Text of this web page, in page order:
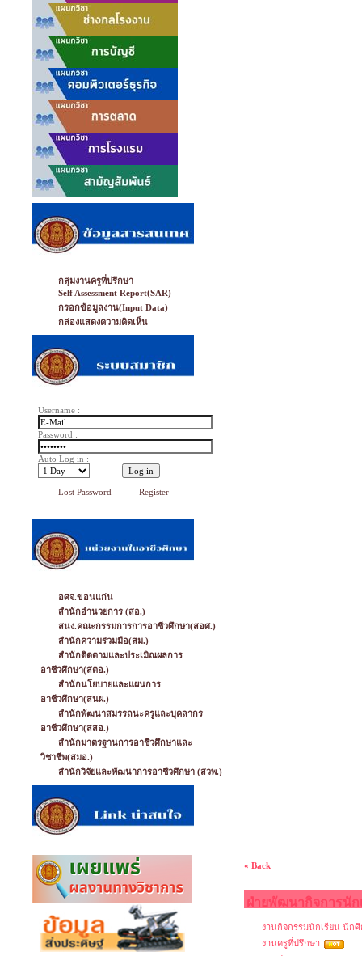
กลุ่มงานครูที่ปรึกษา
Self Assessment Report(SAR)
กรอกข้อมูลงาน(Input Data)
กล่องแสดงความคิดเห็น
Username :
Password :
Auto Log in :
Lost Password Register
อศจ.ขอนแก่น
สำนักอำนวยการ (สอ.)
สนง.คณะกรรมการการอาชีวศึกษา(สอศ.)
สำนักความร่วมมือ(สม.)
สำนักติดตามและประเมิณผลการ
อาชีวศึกษา(สตอ.)
สำนักนโยบายและแผนการ
อาชีวศึกษา(สนผ.)
สำนักพัฒนาสมรรถนะครูและบุคลากร
อาชีวศึกษา(สสอ.)
สำนักมาตรฐานการอาชีวศึกษาและ
วิชาชีพ(สมอ.)
สำนักวิจัยและพัฒนาการอาชีวศึกษา (สวพ.)
« Back
ฝ่ายพัฒนากิจการนัก
งานกิจกรรมนักเรียน นัก
งานครูที่ปรึกษา